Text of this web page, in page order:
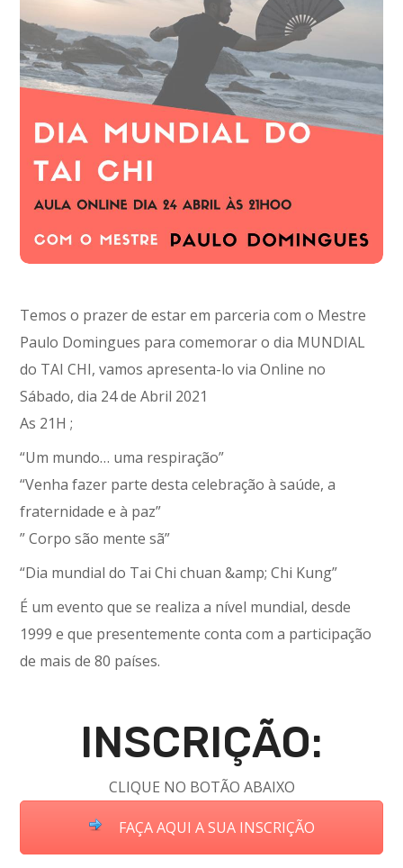
Temos o prazer de estar em parceria com o Mestre
Paulo Domingues para comemorar o dia MUNDIAL
do TAI CHI, vamos apresenta-lo via Online no
Sábado, dia 24 de Abril 2021
As 21H ;
“Um mundo… uma respiração”
“Venha fazer parte desta celebração à saúde, a
fraternidade e à paz”
” Corpo são mente sã”
“Dia mundial do Tai Chi chuan &amp; Chi Kung”
É um evento que se realiza a nível mundial, desde
1999 e que presentemente conta com a participação
de mais de 80 países.
INSCRIÇÃO:
CLIQUE NO BOTÃO ABAIXO
FAÇA AQUI A SUA INSCRIÇÃO